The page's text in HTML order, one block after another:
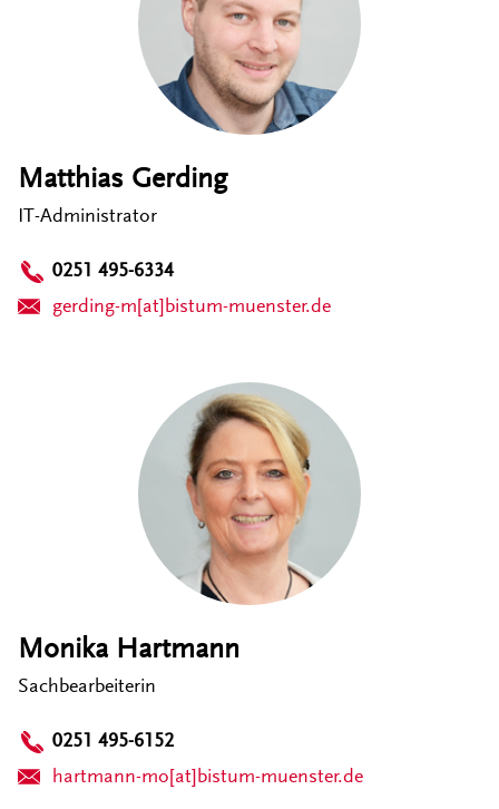
Matthias Gerding
IT-Administrator
0251 495-6334
gerding-m[at]bistum-muenster.de
Monika Hartmann
Sachbearbeiterin
0251 495-6152
hartmann-mo[at]bistum-muenster.de